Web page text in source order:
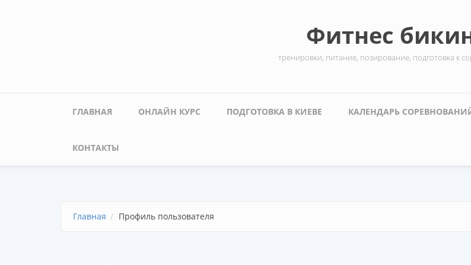
Фитнес
тренировки, питание, позирование, подготовка к
Главное меню
ГЛАВНАЯ ОНЛАЙН КУРС ПОДГОТОВКА В КИЕВЕ КАЛЕНДАРЬ
КОНТАКТЫ
Главная Профиль пользователя